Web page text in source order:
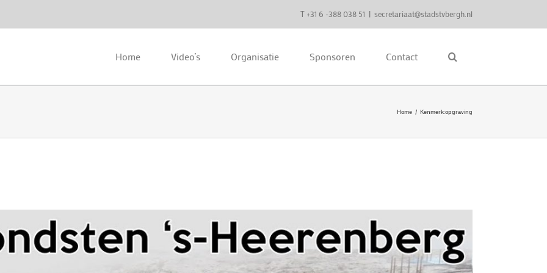
T +31 6 -388 038 51 | secretariaat@stadstvbergh.nl
Home Video’s Organisatie Sponsoren Contact
Home Kenmerk:opgraving